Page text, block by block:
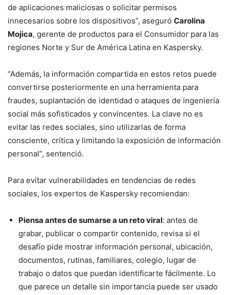
de aplicaciones maliciosas o solicitar permisos
innecesarios sobre los dispositivos”, aseguró Carolina
Mojica, gerente de productos para el Consumidor para las
regiones Norte y Sur de América Latina en Kaspersky.
“Además, la información compartida en estos retos puede
convertirse posteriormente en una herramienta para
fraudes, suplantación de identidad o ataques de ingeniería
social más sofisticados y convincentes. La clave no es
evitar las redes sociales, sino utilizarlas de forma
consciente, crítica y limitando la exposición de información
personal”, sentenció.
Para evitar vulnerabilidades en tendencias de redes
sociales, los expertos de Kaspersky recomiendan:
Piensa antes de sumarse a un reto viral: antes de
grabar, publicar o compartir contenido, revisa si el
desafío pide mostrar información personal, ubicación,
documentos, rutinas, familiares, colegio, lugar de
trabajo o datos que puedan identificarte fácilmente. Lo
que parece un detalle sin importancia puede ser usado